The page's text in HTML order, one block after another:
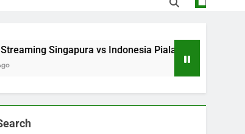
vs Indonesia Piala ASEAN Malam Ini Pukul 20.00